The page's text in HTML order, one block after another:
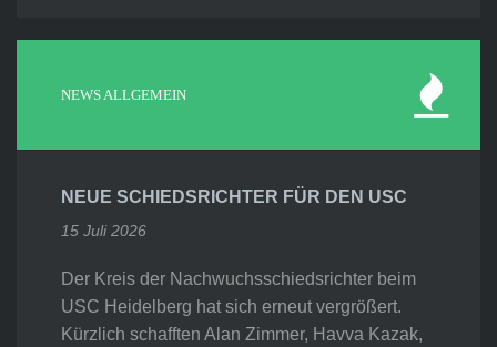
NEWS ALLGEMEIN
NEUE SCHIEDSRICHTER FÜR DEN USC
15 Juli 2026
Der Kreis der Nachwuchsschiedsrichter beim
USC Heidelberg hat sich erneut vergrößert.
Kürzlich schafften Alan Zimmer, Havva Kazak,